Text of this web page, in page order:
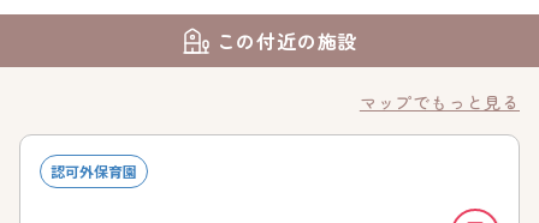
この付近の施設
マップでもっと見る
認可外保育園